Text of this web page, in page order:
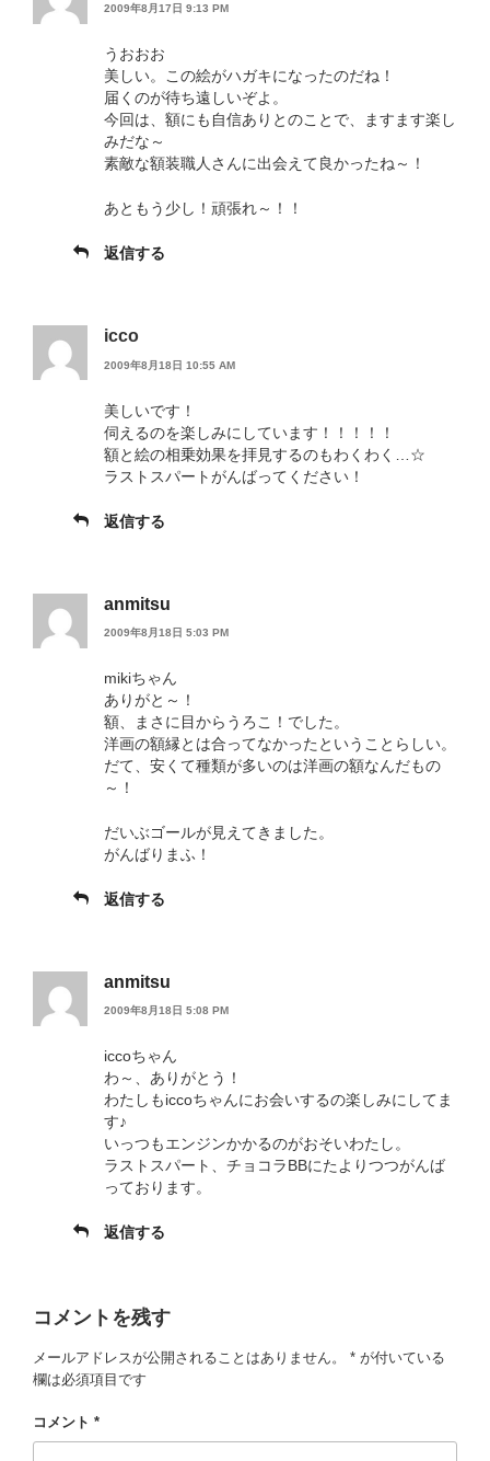
2009年8月17日 9:13 PM
うおおお
美しい。この絵がハガキになったのだね！
届くのが待ち遠しいぞよ。
今回は、額にも自信ありとのことで、ますます楽し
みだな～
素敵な額装職人さんに出会えて良かったね～！
あともう少し！頑張れ～！！
返信する
icco
2009年8月18日 10:55 AM
美しいです！
伺えるのを楽しみにしています！！！！！
額と絵の相乗効果を拝見するのもわくわく…☆
ラストスパートがんばってください！
返信する
anmitsu
2009年8月18日 5:03 PM
mikiちゃん
ありがと～！
額、まさに目からうろこ！でした。
洋画の額縁とは合ってなかったということらしい。
だて、安くて種類が多いのは洋画の額なんだもの
～！
だいぶゴールが見えてきました。
がんばりまふ！
返信する
anmitsu
2009年8月18日 5:08 PM
iccoちゃん
わ～、ありがとう！
わたしもiccoちゃんにお会いするの楽しみにしてま
す♪
いっつもエンジンかかるのがおそいわたし。
ラストスパート、チョコラBBにたよりつつがんば
っております。
返信する
コメントを残す
メールアドレスが公開されることはありません。 * が付いている
欄は必須項目です
コメント *